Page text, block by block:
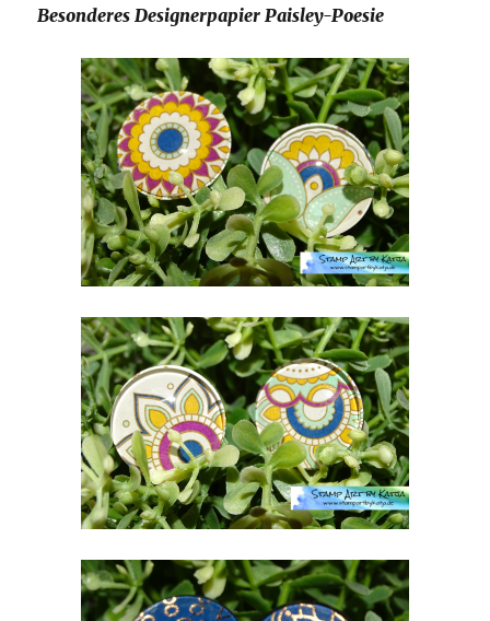
Besonderes Designerpapier Paisley-Poesie